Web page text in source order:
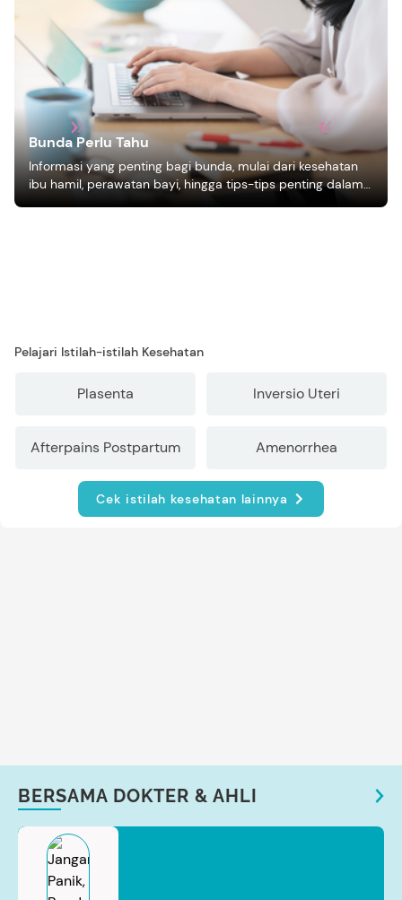
Bunda Perlu Tahu
Informasi yang penting bagi bunda, mulai dari kesehatan
ibu hamil, perawatan bayi, hingga tips-tips penting dalam
mengasuh anak
Pelajari Istilah-istilah Kesehatan
Plasenta Inversio Uteri
Afterpains Postpartum Amenorrhea
Cek istilah kesehatan lainnya
BERSAMA DOKTER & AHLI